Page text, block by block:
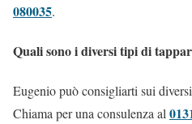
080035.
Quali sono i diversi tipi di
Eugenio può consigliarti sui
Chiama per una consulenza al